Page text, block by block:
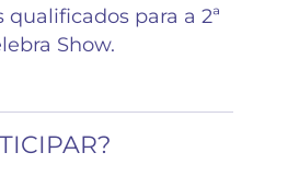
para a 2ª
Show.